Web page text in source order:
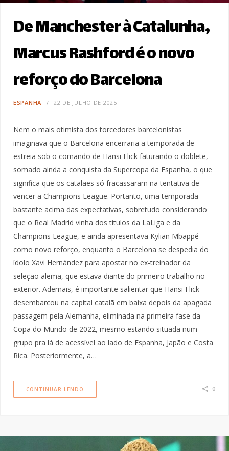
De Manchester à Catalunha,
Marcus Rashford é o novo
reforço do Barcelona
ESPANHA 22 DE JULHO DE 2025
Nem o mais otimista dos torcedores barcelonistas
imaginava que o Barcelona encerraria a temporada de
estreia sob o comando de Hansi Flick faturando o doblete,
somado ainda a conquista da Supercopa da Espanha, o que
significa que os catalães só fracassaram na tentativa de
vencer a Champions League. Portanto, uma temporada
bastante acima das expectativas, sobretudo considerando
que o Real Madrid vinha dos títulos da LaLiga e da
Champions League, e ainda apresentava Kylian Mbappé
como novo reforço, enquanto o Barcelona se despedia do
ídolo Xavi Hernández para apostar no ex-treinador da
seleção alemã, que estava diante do primeiro trabalho no
exterior. Ademais, é importante salientar que Hansi Flick
desembarcou na capital catalã em baixa depois da apagada
passagem pela Alemanha, eliminada na primeira fase da
Copa do Mundo de 2022, mesmo estando situada num
grupo pra lá de acessível ao lado de Espanha, Japão e Costa
Rica. Posteriormente, a…
CONTINUAR LENDO 0